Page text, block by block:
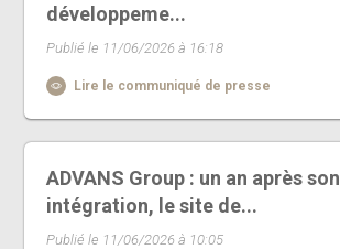
développeme...
Publié le 11/06/2026 à 16:18
Lire le communiqué de presse
ADVANS Group : un an après son
intégration, le site de...
Publié le 11/06/2026 à 10:05